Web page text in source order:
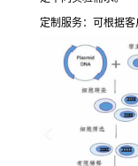
定制服务：可根据客